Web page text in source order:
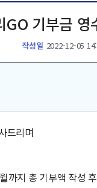
기부금 영
작성일 2022-12-05
드리며
까지 총 기부액 작성 후